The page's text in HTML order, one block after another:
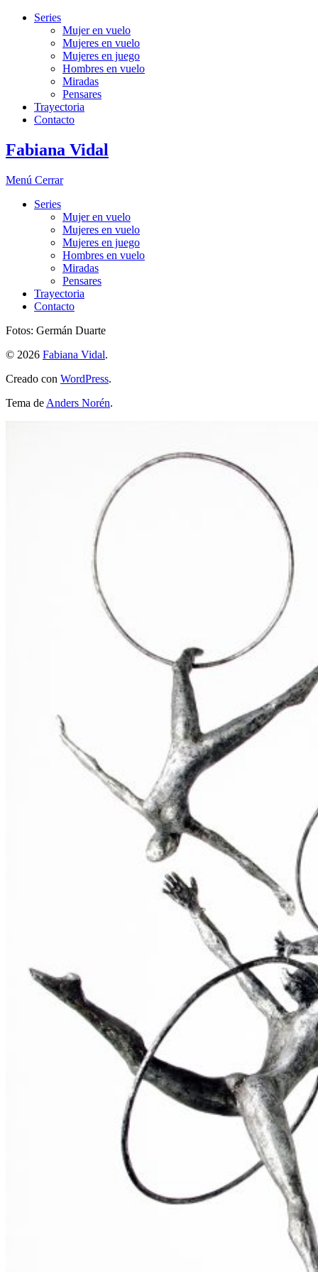
Series
Mujer en vuelo
Mujeres en vuelo
Mujeres en juego
Hombres en vuelo
Miradas
Pensares
Trayectoria
Contacto
Fabiana Vidal
Menú Cerrar
Series
Mujer en vuelo
Mujeres en vuelo
Mujeres en juego
Hombres en vuelo
Miradas
Pensares
Trayectoria
Contacto
Fotos: Germán Duarte
© 2026 Fabiana Vidal.
Creado con WordPress.
Tema de Anders Norén.